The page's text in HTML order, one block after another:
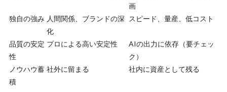
画
独自の強み 人間関係、ブランドの深
化
スピード、量産、低コスト
品質の安定
性
プロによる高い安定性
AIの出力に依存（要チェッ
ク）
ノウハウ蓄
積
社外に留まる 社内に資産として残る